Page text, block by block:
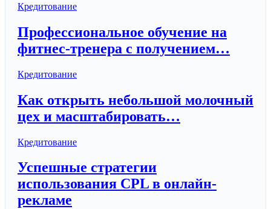
Кредитование
Профессиональное обучение на
фитнес-тренера с получением…
Кредитование
Как открыть небольшой молочный
цех и масштабировать…
Кредитование
Успешные стратегии
использования CPL в онлайн-
рекламе